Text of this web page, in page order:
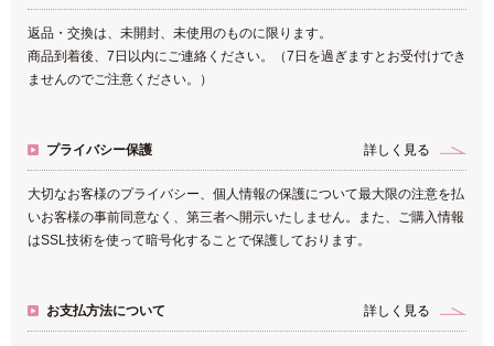
返品・交換は、未開封、未使用のものに限ります。
商品到着後、7日以内にご連絡ください。（7日を過ぎますとお受付けでき
ませんのでご注意ください。）
プライバシー保護 詳しく見る
大切なお客様のプライバシー、個人情報の保護について最大限の注意を払
いお客様の事前同意なく、第三者へ開示いたしません。また、ご購入情報
はSSL技術を使って暗号化することで保護しております。
お支払方法について 詳しく見る